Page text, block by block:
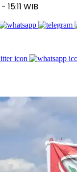
- 15:11 WIB